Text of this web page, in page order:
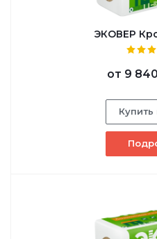
ЭКОВЕР
от 9
Купить